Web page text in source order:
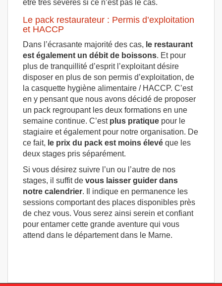
être très sévères si ce n’est pas le cas.
Le pack restaurateur : Permis d’exploitation
et HACCP
Dans l’écrasante majorité des cas, le restaurant
est également un débit de boissons. Et pour
plus de tranquillité d’esprit l’exploitant désire
disposer en plus de son permis d’exploitation, de
la casquette hygiène alimentaire / HACCP. C’est
en y pensant que nous avons décidé de proposer
un pack regroupant les deux formations en une
semaine continue. C’est plus pratique pour le
stagiaire et également pour notre organisation. De
ce fait, le prix du pack est moins élevé que les
deux stages pris séparément.
Si vous désirez suivre l’un ou l’autre de nos
stages, il suffit de vous laisser guider dans
notre calendrier. Il indique en permanence les
sessions comportant des places disponibles près
de chez vous. Vous serez ainsi serein et confiant
pour entamer cette grande aventure qui vous
attend dans le département dans le Marne.